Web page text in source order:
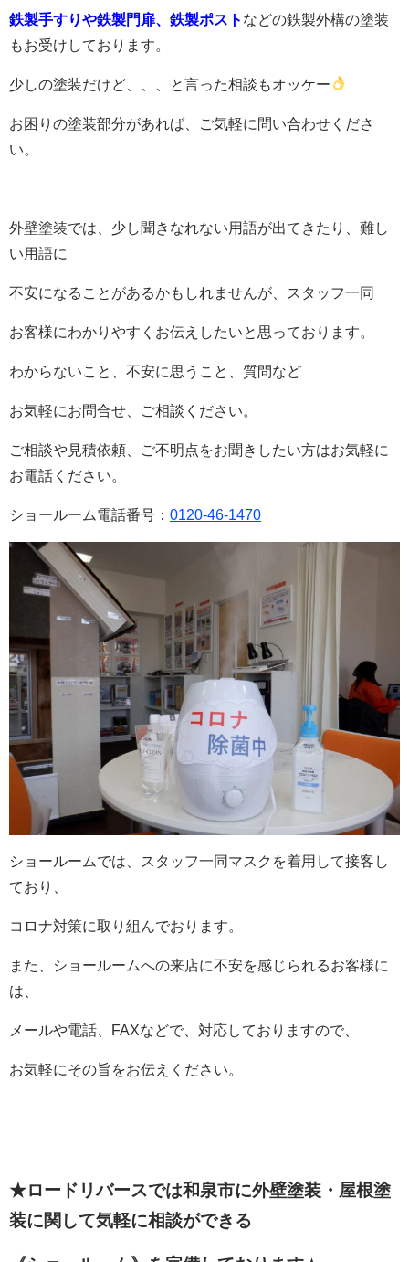
鉄製手すりや鉄製門扉、鉄製ポスト などの鉄製外構の塗装
もお受けしております。
少しの塗装だけど、、、と言った相談もオッケー
お困りの塗装部分があれば、ご気軽に問い合わせくださ
い。
外壁塗装では、少し聞きなれない用語が出てきたり、難し
い用語に
不安になることがあるかもしれませんが、スタッフ一同
お客様にわかりやすくお伝えしたいと思っております。
わからないこと、不安に思うこと、質問など
お気軽にお問合せ、ご相談ください。
ご相談や見積依頼、ご不明点をお聞きしたい方はお気軽に
お電話ください。
ショールーム電話番号： 0120-46-1470
ショールームでは、スタッフ一同マスクを着用して接客し
ており、
コロナ対策に取り組んでおります。
また、ショールームへの来店に不安を感じられるお客様に
は、
メールや電話、FAXなどで、対応しておりますので、
お気軽にその旨をお伝えください。
★ロードリバースでは和泉市に外壁塗装・屋根塗
装に関して気軽に相談ができる